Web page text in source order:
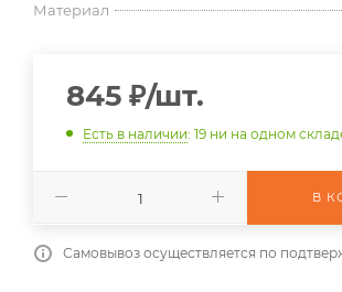
Материал
845 ₽/шт.
Есть в наличии: 19 ни на одном
В
Самовывоз осуществляется по